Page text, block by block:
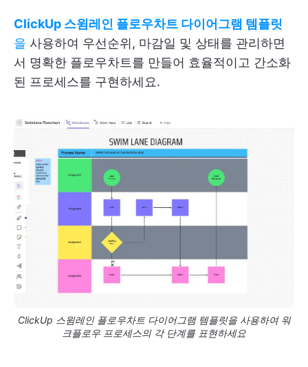
ClickUp 스윔레인 플로우차트 다이어그램 템플릿
을 사용하여 우선순위, 마감일 및 상태를 관리하면
서 명확한 플로우차트를 만들어 효율적이고 간소화
된 프로세스를 구현하세요.
ClickUp 스윔레인 플로우차트 다이어그램 템플릿을 사용하여 워
크플로우 프로세스의 각 단계를 표현하세요